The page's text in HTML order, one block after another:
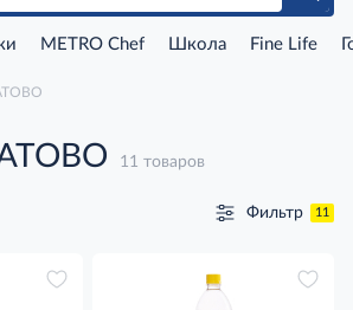
METRO Chef Школа Fine Life
11 товаров
Фильтр 11